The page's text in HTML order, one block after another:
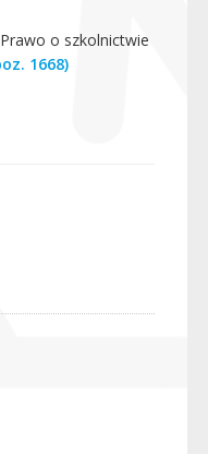
o szkolnictwie
1668)